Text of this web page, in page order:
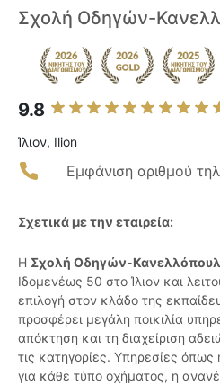
Σχολή Οδηγών-
9.8
Ίλιον, Ilion
Εμφάνιση αριθμού
Σχετικά με την εταιρεία:
Η Σχολή Οδηγών-
Ιδομενέως 50 στο Ίλιον και
επιλογή στον κλάδο της
προσφέρει μεγάλη ποικιλία
απόκτηση και τη διαχείριση
τις κατηγορίες. Υπηρεσίες
για κάθε τύπο οχήματος, η